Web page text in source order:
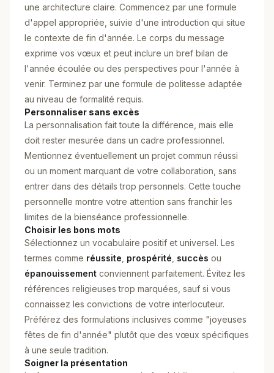
une architecture claire. Commencez par une formule
d'appel appropriée, suivie d'une introduction qui situe
le contexte de fin d'année. Le corps du message
exprime vos vœux et peut inclure un bref bilan de
l'année écoulée ou des perspectives pour l'année à
venir. Terminez par une formule de politesse adaptée
au niveau de formalité requis.
Personnaliser sans excès
La personnalisation fait toute la différence, mais elle
doit rester mesurée dans un cadre professionnel.
Mentionnez éventuellement un projet commun réussi
ou un moment marquant de votre collaboration, sans
entrer dans des détails trop personnels. Cette touche
personnelle montre votre attention sans franchir les
limites de la bienséance professionnelle.
Choisir les bons mots
Sélectionnez un vocabulaire positif et universel. Les
termes comme réussite prospérité succès ou
épanouissement conviennent parfaitement. Évitez les
références religieuses trop marquées, sauf si vous
connaissez les convictions de votre interlocuteur.
Préférez des formulations inclusives comme "joyeuses
fêtes de fin d'année" plutôt que des vœux spécifiques
à une seule tradition.
Soigner la présentation